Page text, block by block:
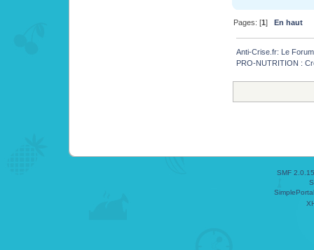
Pages: [1]En haut
Anti-Crise.fr: Le Forum
PRO-NUTRITION :
SMF 2.0.15